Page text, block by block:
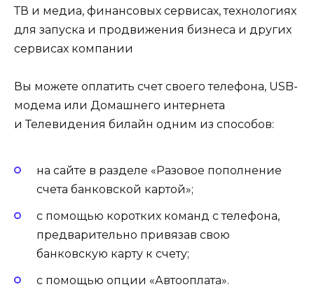
ТВ и медиа, финансовых сервисах, технологиях
для запуска и продвижения бизнеса и других
сервисах компании
Вы можете оплатить счет своего телефона, USB-
модема или Домашнего интернета
и Телевидения билайн одним из способов:
на сайте в разделе «Разовое пополнение
счета банковской картой»;
с помощью коротких команд с телефона,
предварительно привязав свою
банковскую карту к счету;
с помощью опции «Автооплата».